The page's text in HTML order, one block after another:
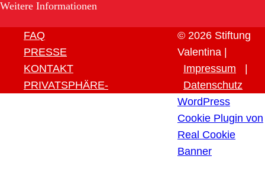
Weitere Informationen
FAQ
PRESSE
KONTAKT
PRIVATSPHÄRE-
© 2026 Stiftung
Valentina |
Impressum
Datenschutz
WordPress
Cookie Plugin von
Real Cookie
Banner